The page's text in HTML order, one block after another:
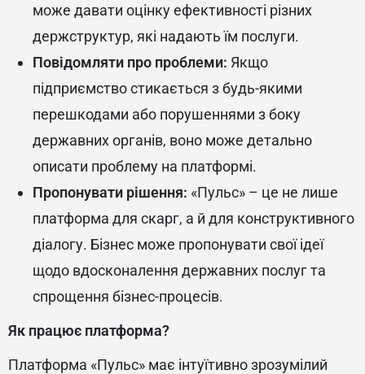
може давати оцінку ефективності різних
держструктур, які надають їм послуги.
Повідомляти про проблеми: Якщо
підприємство стикається з будь-якими
перешкодами або порушеннями з боку
державних органів, воно може детально
описати проблему на платформі.
Пропонувати рішення: «Пульс» – це не лише
платформа для скарг, а й для конструктивного
діалогу. Бізнес може пропонувати свої ідеї
щодо вдосконалення державних послуг та
спрощення бізнес-процесів.
Як працює платформа?
Платформа «Пульс» має інтуїтивно зрозумілий